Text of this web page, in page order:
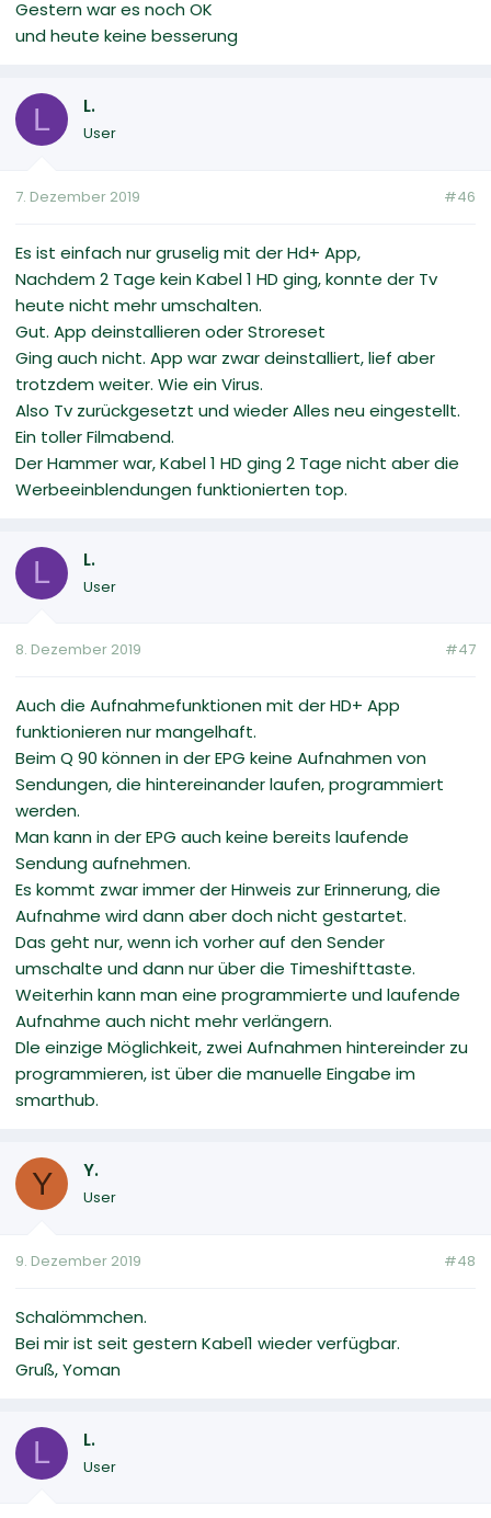
Gestern war es noch OK
und heute keine besserung
L L.
User
7. Dezember 2019 #46
Es ist einfach nur gruselig mit der Hd+ App,
Nachdem 2 Tage kein Kabel 1 HD ging, konnte der Tv
heute nicht mehr umschalten.
Gut. App deinstallieren oder Stroreset
Ging auch nicht. App war zwar deinstalliert, lief aber
trotzdem weiter. Wie ein Virus.
Also Tv zurückgesetzt und wieder Alles neu eingestellt.
Ein toller Filmabend.
Der Hammer war, Kabel 1 HD ging 2 Tage nicht aber die
Werbeeinblendungen funktionierten top.
L L.
User
8. Dezember 2019 #47
Auch die Aufnahmefunktionen mit der HD+ App
funktionieren nur mangelhaft.
Beim Q 90 können in der EPG keine Aufnahmen von
Sendungen, die hintereinander laufen, programmiert
werden.
Man kann in der EPG auch keine bereits laufende
Sendung aufnehmen.
Es kommt zwar immer der Hinweis zur Erinnerung, die
Aufnahme wird dann aber doch nicht gestartet.
Das geht nur, wenn ich vorher auf den Sender
umschalte und dann nur über die Timeshifttaste.
Weiterhin kann man eine programmierte und laufende
Aufnahme auch nicht mehr verlängern.
Dle einzige Möglichkeit, zwei Aufnahmen hintereinder zu
programmieren, ist über die manuelle Eingabe im
smarthub.
Y Y.
User
9. Dezember 2019 #48
Schalömmchen.
Bei mir ist seit gestern Kabel1 wieder verfügbar.
Gruß, Yoman
L L.
User